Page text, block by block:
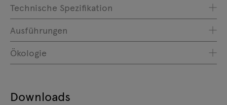
Technische Spezifikation
Ausführungen
Ökologie
Downloads